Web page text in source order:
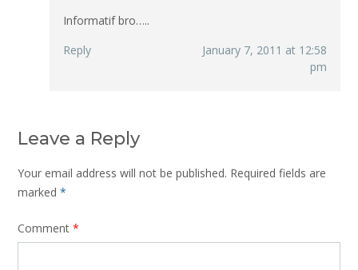
Informatif bro…..
Reply
January 7, 2011 at 12:58
pm
Leave a Reply
Your email address will not be published. Required fields are
marked *
Comment *